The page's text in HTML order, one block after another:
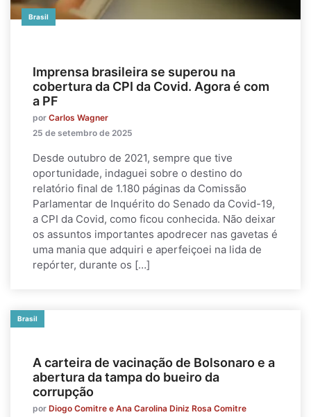
Brasil
Imprensa brasileira se superou na
cobertura da CPI da Covid. Agora é com
a PF
por Carlos Wagner
25 de setembro de 2025
Desde outubro de 2021, sempre que tive
oportunidade, indaguei sobre o destino do
relatório final de 1.180 páginas da Comissão
Parlamentar de Inquérito do Senado da Covid-19,
a CPI da Covid, como ficou conhecida. Não deixar
os assuntos importantes apodrecer nas gavetas é
uma mania que adquiri e aperfeiçoei na lida de
repórter, durante os […]
Brasil
A carteira de vacinação de Bolsonaro e a
abertura da tampa do bueiro da
corrupção
por Diogo Comitre e Ana Carolina Diniz Rosa Comitre